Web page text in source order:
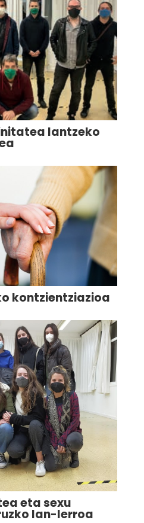
lantzeko
kontzientziazioa
eta sexu
lan-lerroa